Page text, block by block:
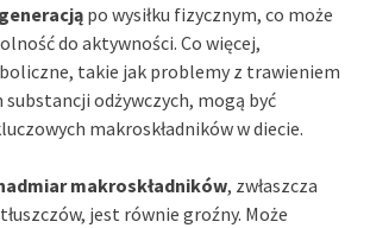
po wysiłku fizycznym, co może
do aktywności. Co więcej,
takie jak problemy z trawieniem
substancji odżywczych, mogą być
makroskładników w diecie.
makroskładników, zwłaszcza
jest równie groźny. Może